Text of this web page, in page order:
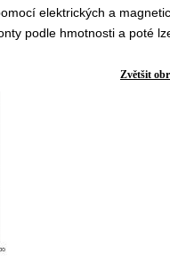
elektrických a
podle hmotnosti a poté
Zvětšit